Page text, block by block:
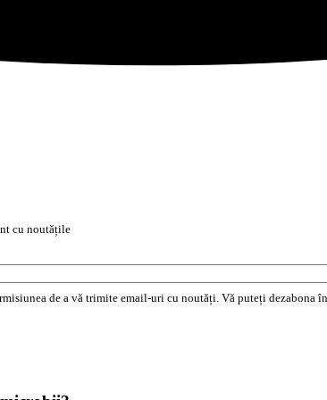
cu noutățile
de a vă trimite email-uri cu noutăți. Vă puteți dezabona